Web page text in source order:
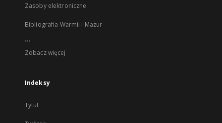
Zasoby elektroniczne
Bibliografia Warmii i Mazur
...
Zobacz więcej
Indeksy
Tytuł